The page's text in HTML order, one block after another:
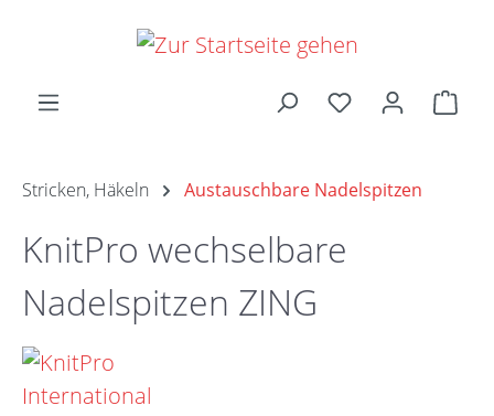
Zum Hauptinhalt springen
Stricken, Häkeln Austauschbare Nadelspitzen
KnitPro wechselbare
Nadelspitzen ZING